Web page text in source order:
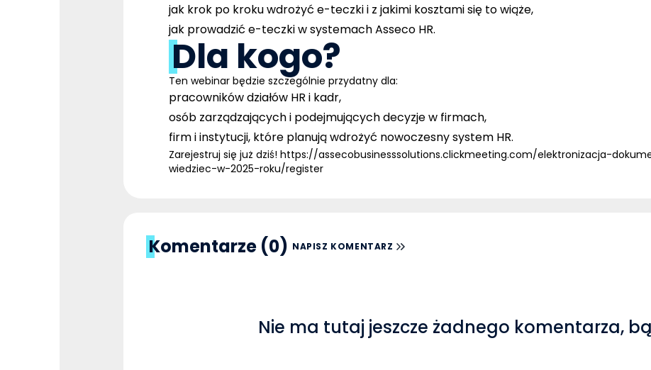
jak krok po kroku wdrożyć e-teczki i z jakimi kosztami się to wiąże,
jak prowadzić e-teczki w systemach Asseco HR.
Dla kogo?
Ten webinar będzie szczególnie przydatny dla:
pracowników działów HR i kadr,
osób zarządzających i podejmujących decyzje w firmach,
firm i instytucji, które planują wdrożyć nowoczesny system HR.
Zarejestruj się już dziś! https://assecobusinesssolutions.clickmeeting.com/elektronizacja-
wiedziec-w-2025-roku/register
Komentarze (0) NAPISZ KOMENTARZ
Nie ma tutaj jeszcze żadnego komentarza,